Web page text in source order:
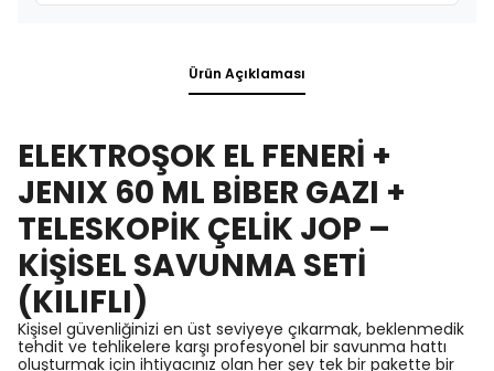
Ürün Açıklaması
ELEKTROŞOK EL FENERİ +
JENIX 60 ML BİBER GAZI +
TELESKOPİK ÇELİK JOP –
KİŞİSEL SAVUNMA SETİ
(KILIFLI)
Kişisel güvenliğinizi en üst seviyeye çıkarmak, beklenmedik
tehdit ve tehlikelere karşı profesyonel bir savunma hattı
oluşturmak için ihtiyacınız olan her şey tek bir pakette bir